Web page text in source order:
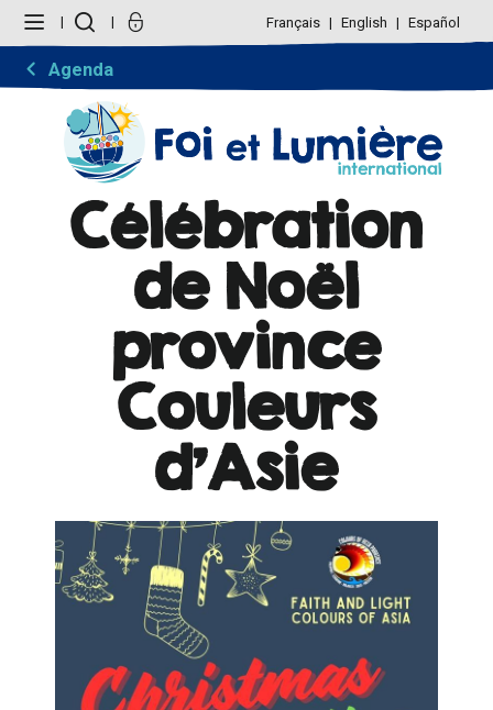
contenu.
navigation
personnels
Français English Español
Agenda
Célébration
de Noël
province
Couleurs
d'Asie